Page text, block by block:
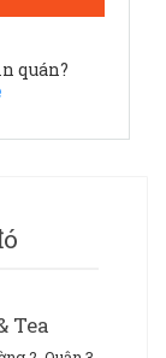
quán?
Tea